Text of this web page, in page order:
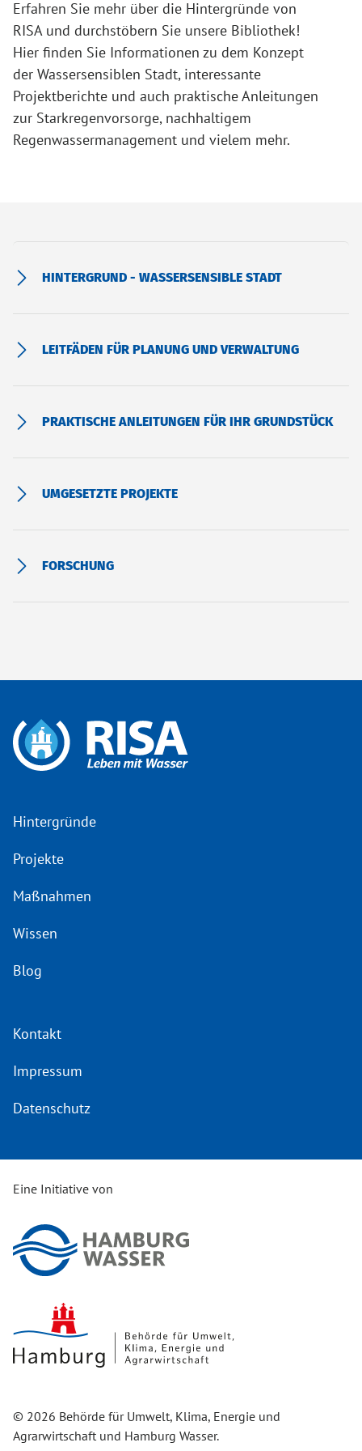
Erfahren Sie mehr über die Hintergründe von
RISA und durchstöbern Sie unsere Bibliothek!
Hier finden Sie Informationen zu dem Konzept
der Wassersensiblen Stadt, interessante
Projektberichte und auch praktische Anleitungen
zur Starkregenvorsorge, nachhaltigem
Regenwassermanagement und vielem mehr.
HINTERGRUND - WASSERSENSIBLE STADT
LEITFÄDEN FÜR PLANUNG UND VERWALTUNG
PRAKTISCHE ANLEITUNGEN FÜR IHR GRUNDSTÜCK
UMGESETZTE PROJEKTE
FORSCHUNG
Hintergründe
Projekte
Maßnahmen
Wissen
Blog
Kontakt
Impressum
Datenschutz
© 2026 Behörde für Umwelt, Klima, Energie und
Agrarwirtschaft und Hamburg Wasser.
Eine Initiative von